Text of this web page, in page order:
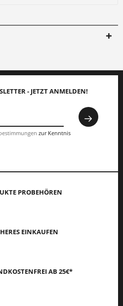
- JETZT ANMELDEN!
zur Kenntnis
PROBEHÖREN
EINKAUFEN
AB 25€*